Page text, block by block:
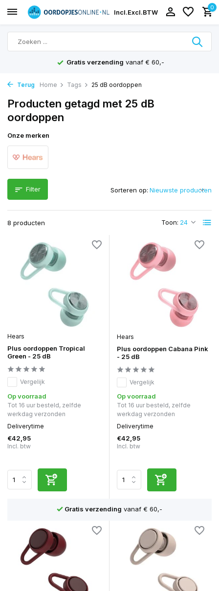
Incl.Excl.BTW
0
Gratis verzending vanaf € 60,-
Terug Home Tags 25 dB oordoppen
Producten getagd met 25 dB
oordoppen
Onze merken
Filter
8 producten Toon:
Sorteren op:
Hears
Plus oordoppen Tropical
Green - 25 dB
Vergelijk
Op voorraad
Tot 16 uur besteld, zelfde
werkdag verzonden
Deliverytime
€42,95
Incl. btw
Hears
Plus oordoppen Cabana Pink
- 25 dB
Vergelijk
Op voorraad
Tot 16 uur besteld, zelfde
werkdag verzonden
Deliverytime
€42,95
Incl. btw
Gratis verzending vanaf € 60,-